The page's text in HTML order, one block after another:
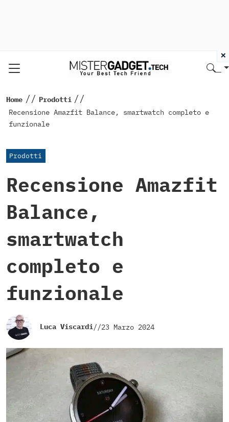
Home // Prodotti //
Recensione Amazfit Balance, smartwatch completo e
funzionale
Prodotti
Recensione Amazfit
Balance,
smartwatch
completo e
funzionale
Luca Viscardi//23 Marzo 2024
×